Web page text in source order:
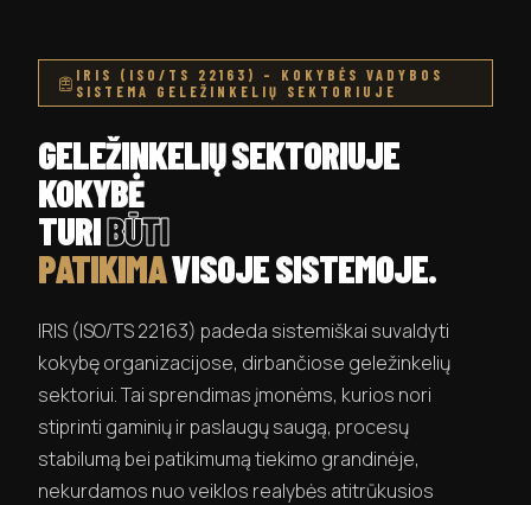
IRIS (ISO/TS 22163) – KOKYBĖS VADYBOS
SISTEMA GELEŽINKELIŲ SEKTORIUJE
GELEŽINKELIŲ SEKTORIUJE
KOKYBĖ
TURIBŪTI
PATIKIMAVISOJE SISTEMOJE.
IRIS (ISO/TS 22163) padeda sistemiškai suvaldyti
kokybę organizacijose, dirbančiose geležinkelių
sektoriui. Tai sprendimas įmonėms, kurios nori
stiprinti gaminių ir paslaugų saugą, procesų
stabilumą bei patikimumą tiekimo grandinėje,
nekurdamos nuo veiklos realybės atitrūkusios